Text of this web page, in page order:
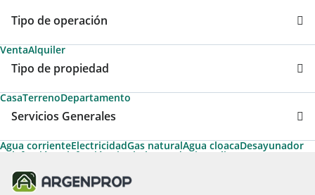
Tipo de operación
VentaAlquiler
Tipo de propiedad
CasaTerrenoDepartamento
Servicios Generales
Agua corrienteElectricidadGas naturalAgua cloacaDesayunador
Calefacción Calefacción tiro balanceado Aire caliente
Luz eléctricaArboledaApto Crédito
Ascensores de servicioAscensores principales